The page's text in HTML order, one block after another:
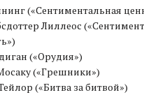
(«Сентиментальная
Лиллеос
(«Орудия»)
(«Грешники»)
(«Битва за битвой»)